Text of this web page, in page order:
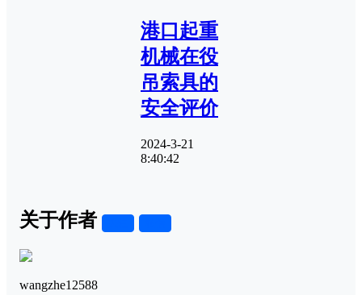
港口起重
机械在役
吊索具的
安全评价
2024-3-21
8:40:42
关于作者
wangzhe12588